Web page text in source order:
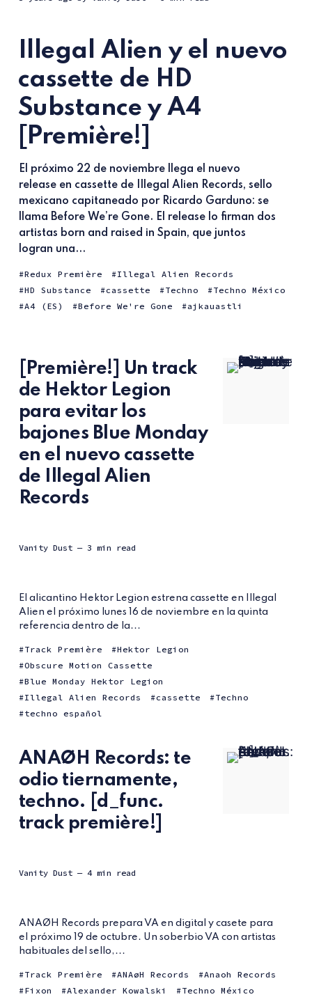
Illegal Alien y el nuevo
cassette de HD
Substance y A4
[Première!]
El próximo 22 de noviembre llega el nuevo
release en cassette de Illegal Alien Records, sello
mexicano capitaneado por Ricardo Garduno: se
llama Before We’re Gone. El release lo firman dos
artistas born and raised in Spain, que juntos
logran una...
Redux Première
Illegal Alien Records
HD Substance
cassette Techno
Techno México
A4 (ES)
Before We're Gone ajkauastli
[Première!] Un track
de Hektor Legion
para evitar los
bajones Blue Monday
en el nuevo cassette
de Illegal Alien
Records
Vanity Dust — 3 min read
El alicantino Hektor Legion estrena cassette en Illegal
Alien el próximo lunes 16 de noviembre en la quinta
referencia dentro de la...
Track Première
Hektor Legion
Obscure Motion Cassette
Blue Monday Hektor Legion
Illegal Alien Records
cassette
Techno
techno español
ANAØH Records: te
odio tiernamente,
techno. [d_func.
track première!]
Vanity Dust — 4 min read
ANAØH Records prepara VA en digital y casete para
el próximo 19 de octubre. Un soberbio VA con artistas
habituales del sello,...
Track Première ANAøH Records
Anaoh Records
Fixon
Alexander Kowalski
Techno México